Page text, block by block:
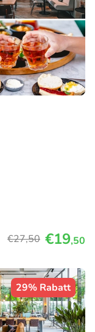
€27,50 €19,50
29% Rabatt